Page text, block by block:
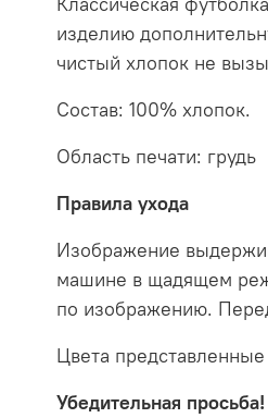
изделию
чистый хлопок не
Состав: 100% хлопок.
Область печати: грудь
Правила ухода
Изображение
машине в щадящем
по изображению.
Цвета
Убедительная просьба!